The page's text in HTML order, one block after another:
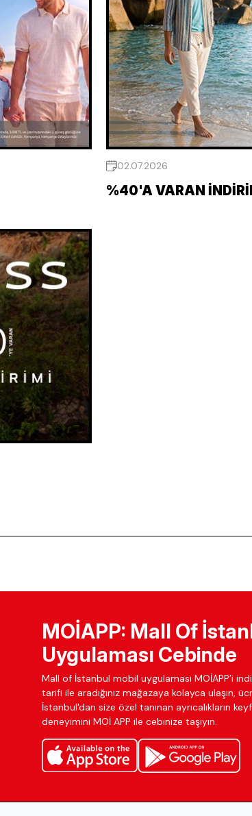
02.07.2026
%40'A VARAN
MOİAPP: Mall Of
Uygulaması Cebinde
Mall of İstanbul mobil uygulaması MOİAPP’i
tarifi ile aradığınız mağazaya kolayca ulaşın,
İstanbul'dan size özel tanınan ayrıcalıkların
deneyimini MOİ APP ile cebinize taşıyın.